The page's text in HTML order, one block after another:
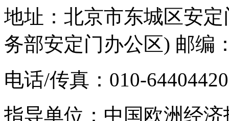
地址：北京市东城区安
务部安定门办公区) 邮编
电话/传真：010-
指导单位：中国欧洲经